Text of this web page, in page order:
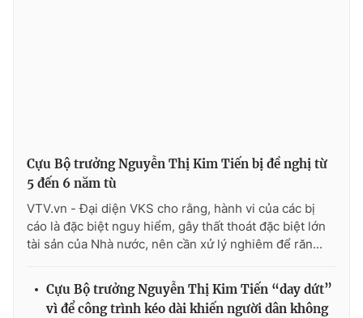
Cựu Bộ trưởng Nguyễn Thị Kim Tiến bị đề nghị từ
5 đến 6 năm tù
VTV.vn - Đại diện VKS cho rằng, hành vi của các bị
cáo là đặc biệt nguy hiểm, gây thất thoát đặc biệt lớn
tài sản của Nhà nước, nên cần xử lý nghiêm để răn...
Cựu Bộ trưởng Nguyễn Thị Kim Tiến “day dứt”
vì để công trình kéo dài khiến người dân không